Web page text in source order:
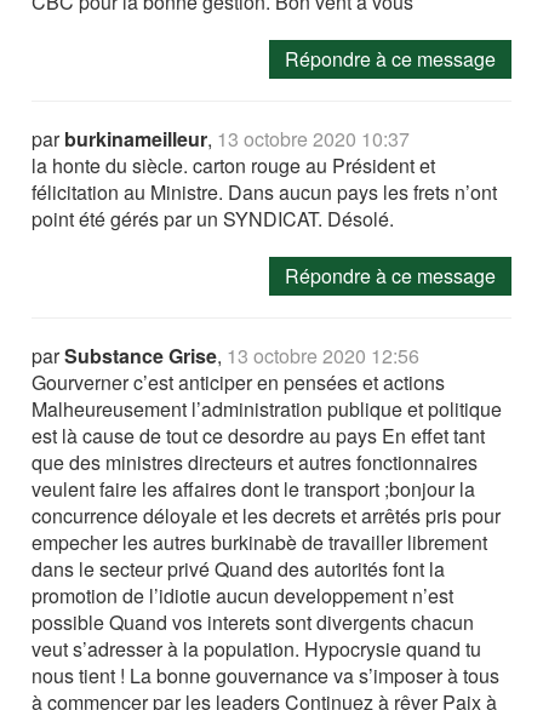
Répondre à ce message
parburkinameilleur, 13 octobre 2020 10:37
la honte du siècle. carton rouge au Président et
félicitation au Ministre. Dans aucun pays les frets n’ont
point été gérés par un SYNDICAT. Désolé.
Répondre à ce message
parSubstance Grise, 13 octobre 2020 12:56
Gourverner c’est anticiper en pensées et actions
Malheureusement l’administration publique et politique
est là cause de tout ce desordre au pays En effet tant
que des ministres directeurs et autres fonctionnaires
veulent faire les affaires dont le transport ;bonjour la
concurrence déloyale et les decrets et arrêtés pris pour
empecher les autres burkinabè de travailler librement
dans le secteur privé Quand des autorités font la
promotion de l’idiotie aucun developpement n’est
possible Quand vos interets sont divergents chacun
veut s’adresser à la population. Hypocrysie quand tu
nous tient ! La bonne gouvernance va s’imposer à tous
à commencer par les leaders Continuez à rêver Paix à